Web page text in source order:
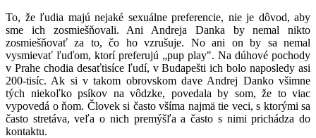
To, že ľudia majú nejaké sexuálne preferencie, nie je dôvod, aby
sme ich zosmiešňovali. Ani Andreja Danka by nemal nikto
zosmiešňovať za to, čo ho vzrušuje. No ani on by sa nemal
vysmievať ľuďom, ktorí preferujú „pup play". Na dúhové pochody
v Prahe chodia desaťtisíce ľudí, v Budapešti ich bolo naposledy asi
200-tisíc. Ak si v takom obrovskom dave Andrej Danko všimne
tých niekoľko psíkov na vôdzke, povedala by som, že to viac
vypovedá o ňom. Človek si často všíma najmä tie veci, s ktorými sa
často stretáva, veľa o nich premýšľa a často s nimi prichádza do
kontaktu.